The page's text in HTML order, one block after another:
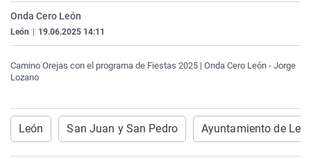
Onda Cero León
León 19.06.2025 14:11
Camino Orejas con el programa de Fiestas 2025 | Onda Cero León - Jorge
Lozano
León San Juan y San Pedro Ayuntamiento de